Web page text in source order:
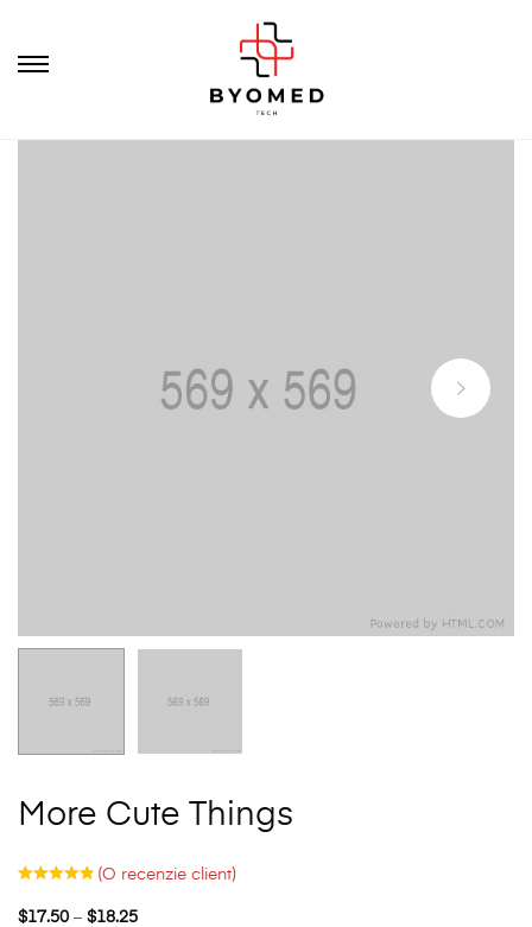
More Cute Things
(O recenzie client)
$17.50 – $18.25